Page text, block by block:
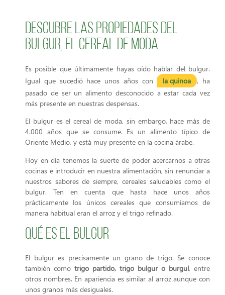
Descubre las propiedades del
bulgur, el cereal de moda
Es posible que últimamente hayas oído hablar del bulgur.
Igual que sucedió hace unos años con
la quinoa
, ha
pasado de ser un alimento desconocido a estar cada vez
más presente en nuestras despensas.
El bulgur es el cereal de moda, sin embargo, hace más de
4.000 años que se consume. Es un alimento típico de
Oriente Medio, y está muy presente en la cocina árabe.
Hoy en día tenemos la suerte de poder acercarnos a otras
cocinas e introducir en nuestra alimentación, sin renunciar a
nuestros sabores de siempre, cereales saludables como el
bulgur. Ten en cuenta que hasta hace unos años
prácticamente los únicos cereales que consumíamos de
manera habitual eran el arroz y el trigo refinado.
Qué es el bulgur
El bulgur es precisamente un grano de trigo. Se conoce
también como trigo partido, trigo bulgur o burgul, entre
otros nombres. En apariencia es similar al arroz aunque con
unos granos más desiguales.